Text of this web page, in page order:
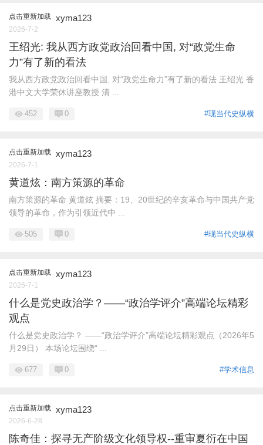
点击重新加载 xyma123
2026-7-2
王绍光: 我从西方政党政治回看中国, 对“政党生命
力”有了新的看法
我从西方政党政治回看中国, 对“政党生命力”有了新的看法 王绍光 香
港中文大学荣休讲座教授 清 ...
#现当代史纵横
452 0
点击重新加载 xyma123
2026-7-1
黄道炫：南方策源的革命
南方策源的革命 黄道炫 摘要：19、20世纪的辛亥革命与中国共产党
领导的革命，作为引领近代中 ...
#现当代史纵横
505 0
点击重新加载 xyma123
2026-7-1
什么是党史政治学？——“政治学评介”高端论坛精彩
观点
什么是党史政治学？ ——“政治学评介”高端论坛精彩观点（2026年5
月29日） 本场论坛围绕“ ...
#学术信息
677 0
点击重新加载 xyma123
2026-6-28
陈奇佳：探寻无产阶级文化领导权--重审夏衍在中国